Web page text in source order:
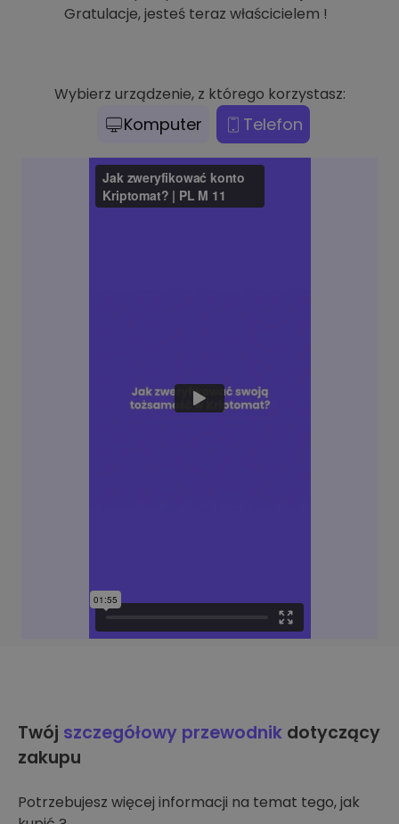
Gratulacje, jesteś teraz właścicielem !
Wybierz urządzenie, z którego korzystasz:
Komputer Telefon
Twój szczegółowy przewodnik dotyczący
zakupu
Potrzebujesz więcej informacji na temat tego, jak